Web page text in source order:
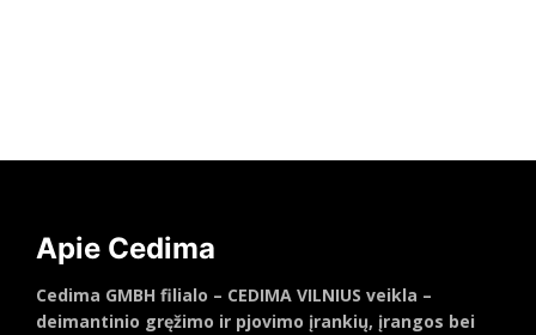
Apie Cedima
Cedima GMBH filialo – CEDIMA VILNIUS veikla –
deimantinio gręžimo ir pjovimo įrankių, įrangos bei